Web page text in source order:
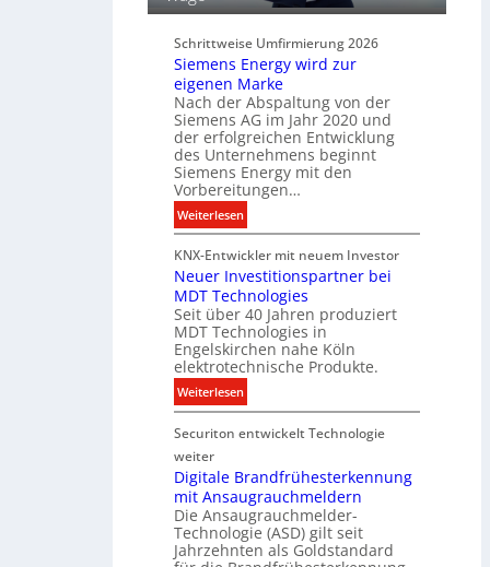
d
B
e
l
e
u
c
h
t
u
n
g
s
t
e
c
h
n
i
k
r
i
g
i
t
a
l
e
P
r
o
d
u
k
t
d
a
t
e
Schrittweise Umfirmierung 2026
Siemens Energy wird zur
eigenen Marke
Nach der Abspaltung von der
Siemens AG im Jahr 2020 und
der erfolgreichen Entwicklung
des Unternehmens beginnt
Siemens Energy mit den
Vorbereitungen…
Weiterlesen:
S
i
e
m
e
n
s
E
n
r
y
w
i
r
KNX-Entwickler mit neuem Investor
Neuer Investitionspartner bei
MDT Technologies
Seit über 40 Jahren produziert
MDT Technologies in
Engelskirchen nahe Köln
elektrotechnische Produkte.
Weiterlesen:
N
e
e
r
I
n
v
Securiton entwickelt Technologie
weiter
Digitale Brandfrühesterkennung
mit Ansaugrauchmeldern
Die Ansaugrauchmelder-
Technologie (ASD) gilt seit
Jahrzehnten als Goldstandard